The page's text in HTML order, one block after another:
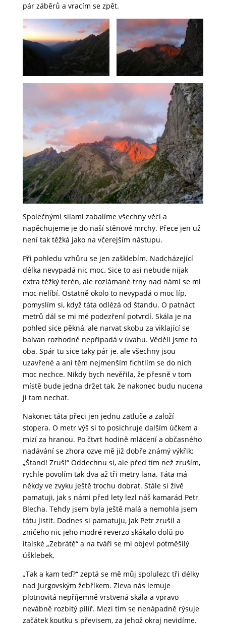
pár záběrů a vracím se zpět.
Společnými silami zabalíme všechny věci a
napěchujeme je do naší stěnové mrchy. Přece jen už
není tak těžká jako na včerejším nástupu.
Při pohledu vzhůru se jen zašklebím. Nadcházející
délka nevypadá nic moc. Sice to asi nebude nijak
extra těžký terén, ale rozlámané trny nad námi se mi
moc nelíbí. Ostatně okolo to nevypadá o moc líp,
pomyslím si, když táta odlézá od štandu. O patnáct
metrů dál se mi mé podezření potvrdí. Skála je na
pohled sice pěkná, ale narvat skobu za viklající se
balvan rozhodně nepřipadá v úvahu. Věděli jsme to
oba. Spár tu sice taky pár je, ale všechny jsou
uzavřené a ani těm nejmenším fichtlím se do nich
moc nechce. Nikdy bych nevěřila, že přesně v tom
místě bude jedna držet tak, že nakonec budu nucena
ji tam nechat.
Nakonec táta přeci jen jednu zatluče a založí
stopera. O metr výš si to posichruje dalším účkem a
mizí za hranou. Po čtvrt hodině mlácení a občasného
nadávání se zhora ozve mě již dobře známý výkřik:
„Štand! Zruš!“ Oddechnu si, ale před tím než zruším,
rychle povolím tak dva až tři metry lana. Táta má
někdy ve zvyku ještě trochu dobrat. Stále si živě
pamatuji, jak s námi před lety lezl náš kamarád Petr
Blecha. Tehdy jsem byla ještě malá a nemohla jsem
tátu jistit. Dodnes si pamatuju, jak Petr zrušil a
zničeho nic jeho modré reverzo skákalo dolů po
italské „Zebrátě“ a na tváři se mi objeví potměšilý
úšklebek,
„Tak a kam teď?“ zeptá se mě můj spolulezc tři délky
nad Jurgovským žebříkem. Zleva nás lemuje
plotnovitá nepříjemně vrstvená skála a vpravo
nevábně rozbitý pilíř. Mezi tím se nenápadně rýsuje
začátek koutku s převisem, za jehož okraj nevidíme.